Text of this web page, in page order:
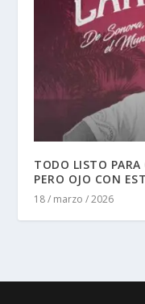
TODO LISTO
PERO OJO CON
18 / marzo / 2026